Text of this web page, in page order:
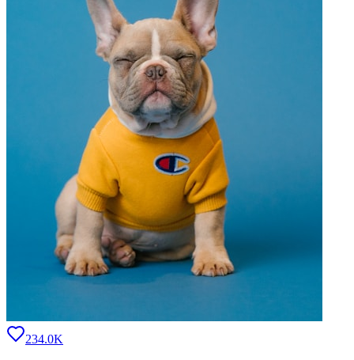
234.0K